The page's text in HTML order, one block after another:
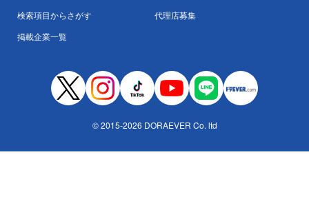
検索項目からさがす
掲載企業一覧
代理店募集
© 2015-2026 DORAEVER Co. ltd